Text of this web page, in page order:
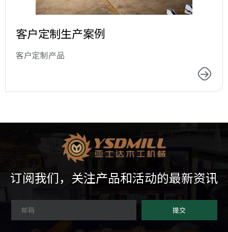
客户定制生产案例
客户定制产品
订阅我们，关注产品和活动的最新资讯
提交